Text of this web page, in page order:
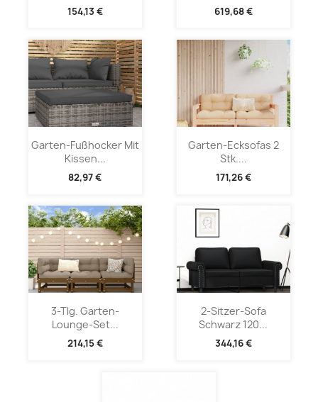
154,13 € 619,68 €
Garten-Fußhocker Mit
Kissen...
82,97 €
Garten-Ecksofas 2
Stk....
171,26 €
3-Tlg. Garten-
Lounge-Set...
214,15 €
2-Sitzer-Sofa
Schwarz 120...
344,16 €